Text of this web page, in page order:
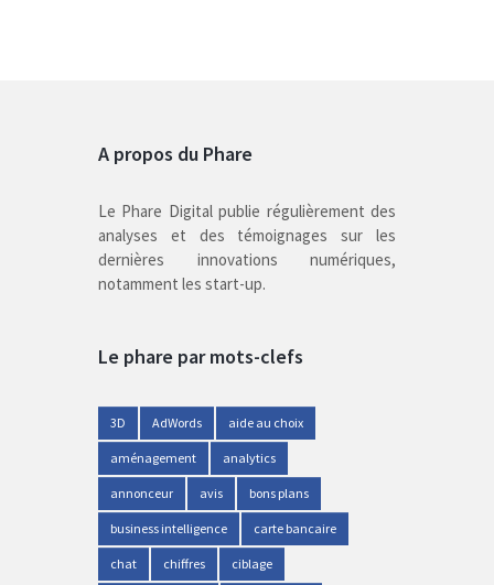
A propos du Phare
Le Phare Digital publie régulièrement des
analyses et des témoignages sur les
dernières innovations numériques,
notamment les start-up.
Le phare par mots-clefs
3D AdWords aide au choix
aménagement analytics
annonceur avis bons plans
business intelligence carte bancaire
chat chiffres ciblage